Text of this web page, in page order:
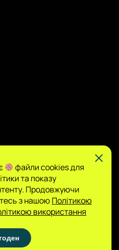
інформаційний характер.
позицією, редакція не
та не несе відповідальності
азартних ігор і не
може містити матеріали
таких розділів дозволено
Грайте відповідально.
файли cookies для
та показу
Продовжуючи
з нашою Політикою
використання